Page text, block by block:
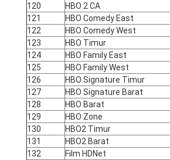
120
HBO 2 CA
121
HBO Comedy East
122
HBO Comedy West
123
HBO Timur
124
HBO Family East
125
HBO Family West
126
HBO Signature Timur
127
HBO Signature Barat
128
HBO Barat
129
HBO Zone
130
HBO2 Timur
131
HBO2 Barat
132
Film HDNet